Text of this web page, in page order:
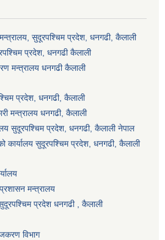
सुदूरपश्चिम प्रदेश, धनगढी, कैलाली
प्रदेश, धनगढी कैलाली
मन्त्रालय धनगढी कैलाली
प्रदेश, धनगढी, कैलाली
मन्त्रालय धनगढी, कैलाली
सुदूरपश्चिम प्रदेश, धनगढी, कैलाली नेपाल
कार्यालय सुदूरपश्चिम प्रदेश, धनगढी, कैलाली
मन्त्रालय
प्रदेश धनगढी , कैलाली
विभाग